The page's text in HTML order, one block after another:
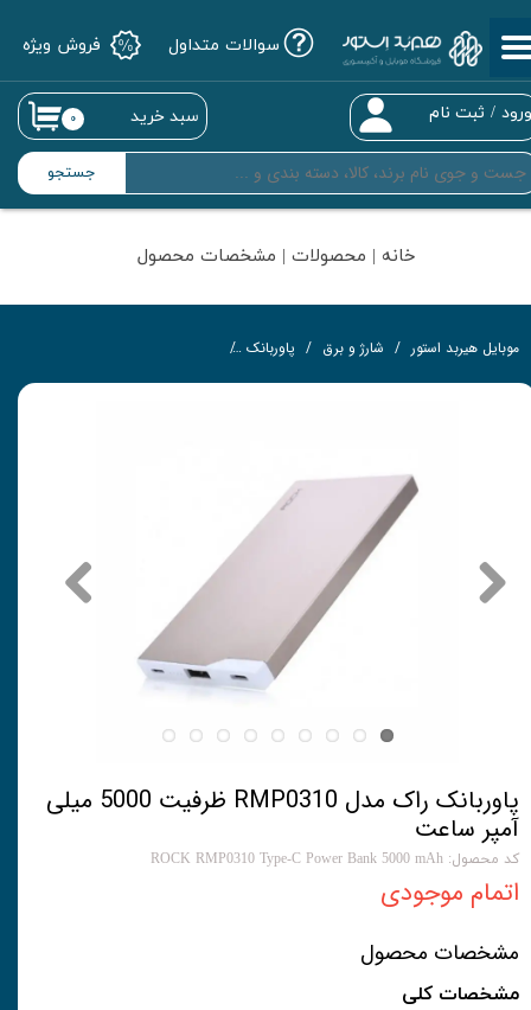
جستجو
/ ثبت نام
حساب کاربری من
تغییر گذر واژه
سفارشات
خروج از حساب کاربری
۰ سبد خرید
سوالات متداول فروش ویژه
خانه | محصولات | مشخصات محصول
موبایل هیربد استور شارژ و برق پاوربانک
پاوربانک راک مدل RMP0310 ظرفیت 5000 میلی
آمپر ساعت
کد محصول: ROCK RMP0310 Type-C Power Bank 5000 mAh
اتمام موجودی
مشخصات محصول
مشخصات کلی